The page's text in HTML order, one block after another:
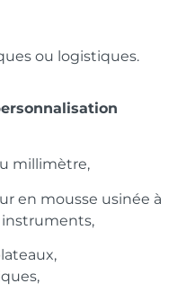
ou logistiques.
millimètre,
en mousse usinée à
instruments,